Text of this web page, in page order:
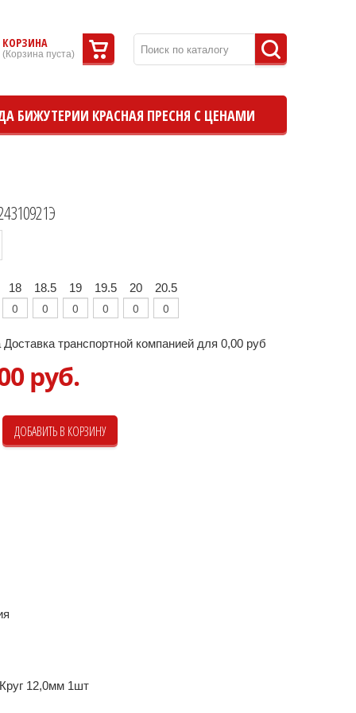
КОРЗИНА
(Корзина пуста)
БИЖУТЕРИИ КРАСНАЯ ПРЕСНЯ С ЦЕНАМИ
18 18.5 19 19.5 20 20.5
Доставка транспортной компанией для 0,00 руб
руб.
12,0мм 1шт